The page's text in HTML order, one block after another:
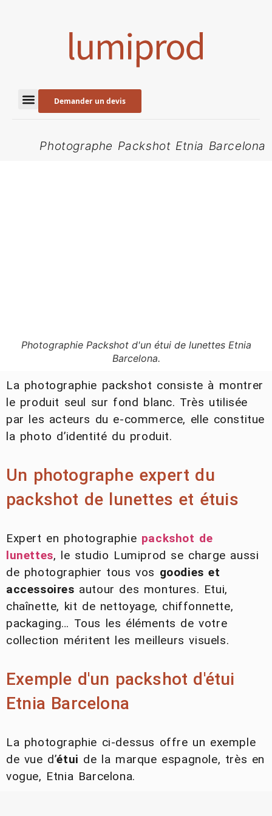
Demander un devis
Photographe Packshot Etnia Barcelona
Photographie Packshot d'un étui de lunettes Etnia
Barcelona.
La photographie packshot consiste à montrer
le produit seul sur fond blanc. Très utilisée
par les acteurs du e-commerce, elle constitue
la photo d’identité du produit.
Un photographe expert du
packshot de lunettes et étuis
Expert en photographie packshot de
lunettes, le studio Lumiprod se charge aussi
de photographier tous vos goodies et
accessoires autour des montures. Etui,
chaînette, kit de nettoyage, chiffonnette,
packaging… Tous les éléments de votre
collection méritent les meilleurs visuels.
Exemple d'un packshot d'étui
Etnia Barcelona
La photographie ci-dessus offre un exemple
de vue d’étui de la marque espagnole, très en
vogue, Etnia Barcelona.